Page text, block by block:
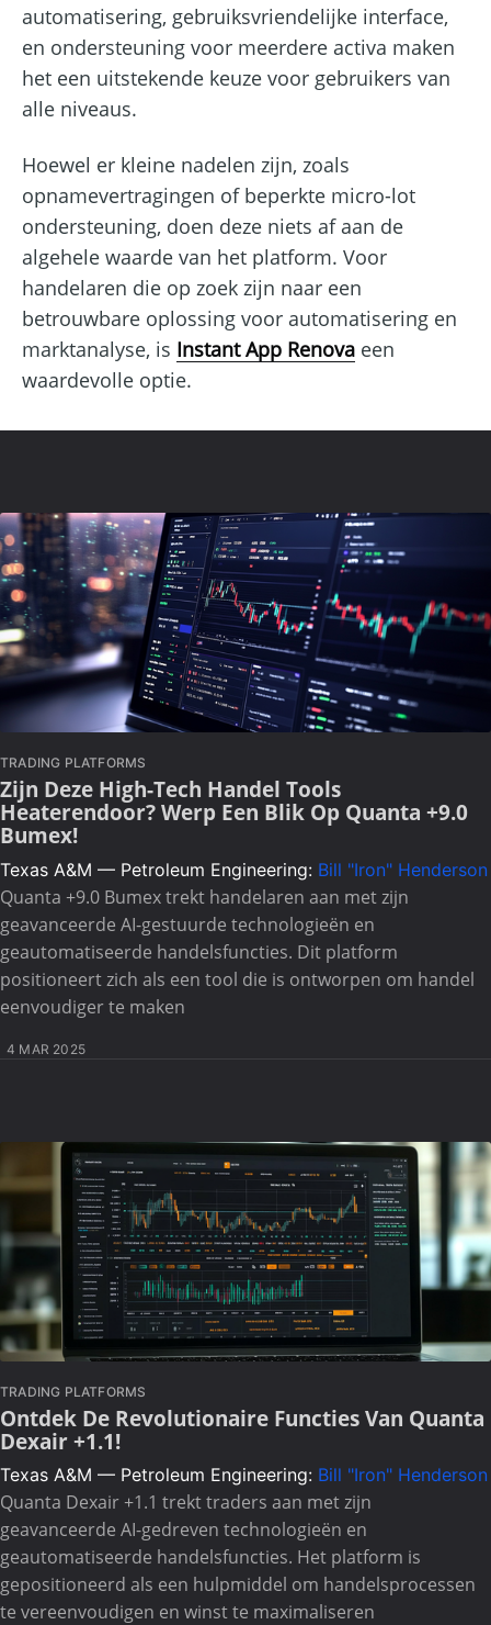
automatisering, gebruiksvriendelijke interface,
en ondersteuning voor meerdere activa maken
het een uitstekende keuze voor gebruikers van
alle niveaus.
Hoewel er kleine nadelen zijn, zoals
opnamevertragingen of beperkte micro-lot
ondersteuning, doen deze niets af aan de
algehele waarde van het platform. Voor
handelaren die op zoek zijn naar een
betrouwbare oplossing voor automatisering en
marktanalyse, is Instant App Renova een
waardevolle optie.
TRADING PLATFORMS
Zijn Deze High-Tech Handel Tools
Heaterendoor? Werp Een Blik Op Quanta +9.0
Bumex!
Texas A&M — Petroleum Engineering: Bill "Iron" Henderson
Quanta +9.0 Bumex trekt handelaren aan met zijn
geavanceerde AI-gestuurde technologieën en
geautomatiseerde handelsfuncties. Dit platform
positioneert zich als een tool die is ontworpen om handel
eenvoudiger te maken
4 MAR 2025
TRADING PLATFORMS
Ontdek De Revolutionaire Functies Van Quanta
Dexair +1.1!
Texas A&M — Petroleum Engineering: Bill "Iron" Henderson
Quanta Dexair +1.1 trekt traders aan met zijn
geavanceerde AI-gedreven technologieën en
geautomatiseerde handelsfuncties. Het platform is
gepositioneerd als een hulpmiddel om handelsprocessen
te vereenvoudigen en winst te maximaliseren